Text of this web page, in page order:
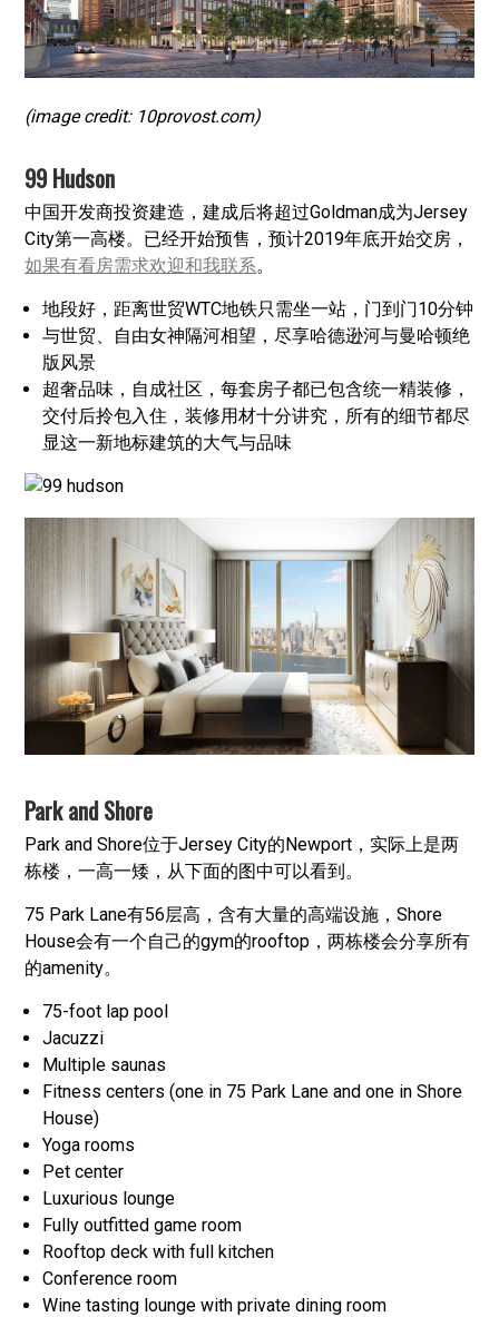
(image credit: 10provost.com)
99 Hudson
中国开发商投资建造，建成后将超过Goldman成为Jersey
City第一高楼。已经开始预售，预计2019年底开始交房，
如果有看房需求欢迎和我联系。
地段好，距离世贸WTC地铁只需坐一站，门到门10分钟
与世贸、自由女神隔河相望，尽享哈德逊河与曼哈顿绝
版风景
超奢品味，自成社区，每套房子都已包含统一精装修，
交付后拎包入住，装修用材十分讲究，所有的细节都尽
显这一新地标建筑的大气与品味
Park and Shore
Park and Shore位于Jersey City的Newport，实际上是两
栋楼，一高一矮，从下面的图中可以看到。
75 Park Lane有56层高，含有大量的高端设施，Shore
House会有一个自己的gym的rooftop，两栋楼会分享所有
的amenity。
75-foot lap pool
Jacuzzi
Multiple saunas
Fitness centers (one in 75 Park Lane and one in Shore
House)
Yoga rooms
Pet center
Luxurious lounge
Fully outfitted game room
Rooftop deck with full kitchen
Conference room
Wine tasting lounge with private dining room